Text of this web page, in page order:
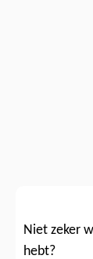
Niet zeker
hebt?